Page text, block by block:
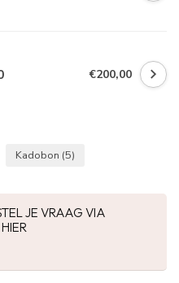
€200,00
Kadobon (5)
JE VRAAG VIA